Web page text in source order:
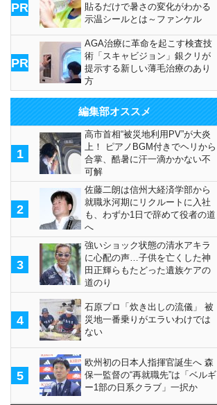
PR
貼るだけで暑さの変化がわかる
示温シールとは～ファンケル
PR
AGA治療に革命を起こす検査技
術「スキャビジョン」銀クリが
提示する新しい薄毛治療のあり
方
編集部オススメ
1
高市首相“被災地利用PV”が大炎
上！ ピアノBGM付きでヘリから
合掌、酷暑に汗一滴かかない不
可解
2
佐藤二朗は信州大経済学部から
就職氷河期にリクルートに入社
も、わずか1日で辞めて役者の道
へ
3
強いショック状態の清水アキラ
に心配の声…子供を亡くした神
田正輝らもたどった遺族ケアの
道のり
4
石原プロ「炊き出しの流儀」 被
災地一番乗りがエラいわけでは
ない
5
欧州初の日本人指揮官誕生へ 森
保一監督の“再就職先”は「ベルギ
ー1部の日系クラブ」一択か